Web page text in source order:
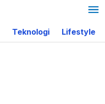
Teknologi Lifestyle